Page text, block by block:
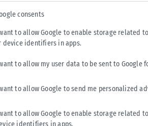
consents
to allow Google to enable storage related
device identifiers in apps.
to allow my user data to be sent to Google
to allow Google to send me personalized
to allow Google to enable storage related